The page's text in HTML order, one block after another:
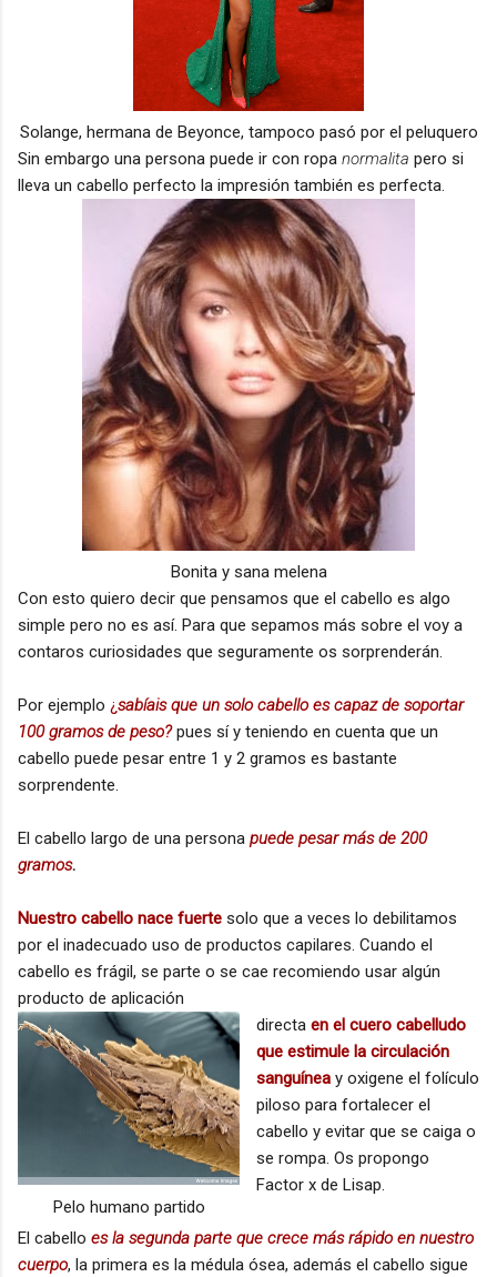
Solange, hermana de Beyonce, tampoco pasó por el peluquero
Sin embargo una persona puede ir con ropa normalita pero si
lleva un cabello perfecto la impresión también es perfecta.
Bonita y sana melena
Con esto quiero decir que pensamos que el cabello es algo
simple pero no es así. Para que sepamos más sobre el voy a
contaros curiosidades que seguramente os sorprenderán.
Por ejemplo ¿sabíais que un solo cabello es capaz de soportar
100 gramos de peso? pues sí y teniendo en cuenta que un
cabello puede pesar entre 1 y 2 gramos es bastante
sorprendente.
El cabello largo de una persona puede pesar más de 200
gramos.
Nuestro cabello nace fuerte solo que a veces lo debilitamos
por el inadecuado uso de productos capilares. Cuando el
cabello es frágil, se parte o se cae recomiendo usar algún
producto de aplicación
Pelo humano partido
directa en el cuero cabelludo
que estimule la circulación
sanguínea y oxigene el folículo
piloso para fortalecer el
cabello y evitar que se caiga o
se rompa. Os propongo
Factor x de Lisap.
El cabello es la segunda parte que crece más rápido en nuestro
cuerpo, la primera es la médula ósea, además el cabello sigue